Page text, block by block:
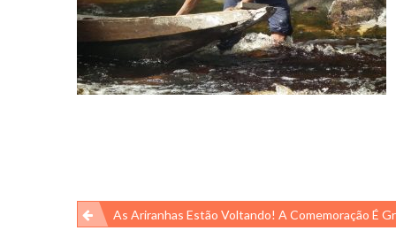
Navegação
As Ariranhas Estão Voltando! A Comemoração É